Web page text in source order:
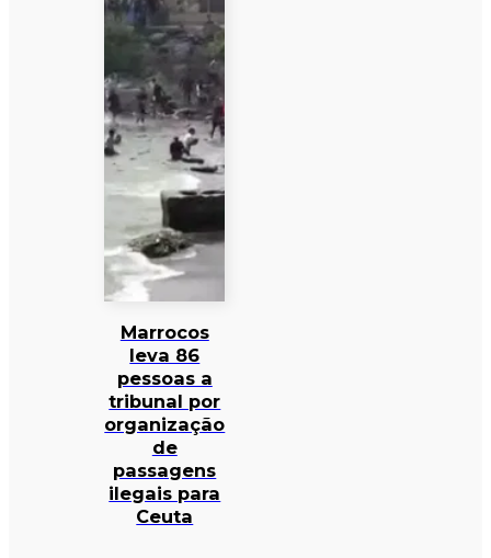
Marrocos
leva 86
pessoas a
tribunal por
organização
de
passagens
ilegais para
Ceuta